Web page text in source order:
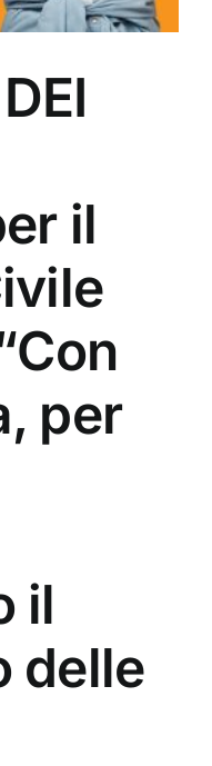
il
per
il
delle